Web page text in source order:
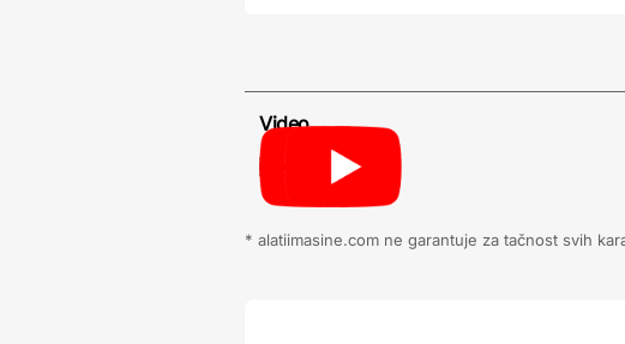
Video
* alatiimasine.com ne garantuje za tačnost svih